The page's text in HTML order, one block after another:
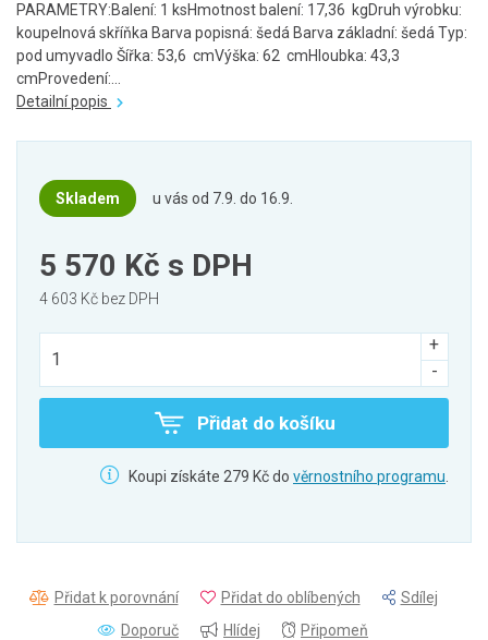
PARAMETRY:Balení: 1 ksHmotnost balení: 17,36 kgDruh výrobku:
koupelnová skříňka Barva popisná: šedá Barva základní: šedá Typ:
pod umyvadlo Šířka: 53,6 cmVýška: 62 cmHloubka: 43,3
cmProvedení:...
Detailní popis
Skladem u vás od 7.9. do 16.9.
5 570 Kč s DPH
4 603 Kč bez DPH
Přidat do košíku
Koupi získáte 279 Kč do věrnostního programu
Přidat k porovnání Přidat do oblíbených
Sdílej
Doporuč
Hlídej Připomeň